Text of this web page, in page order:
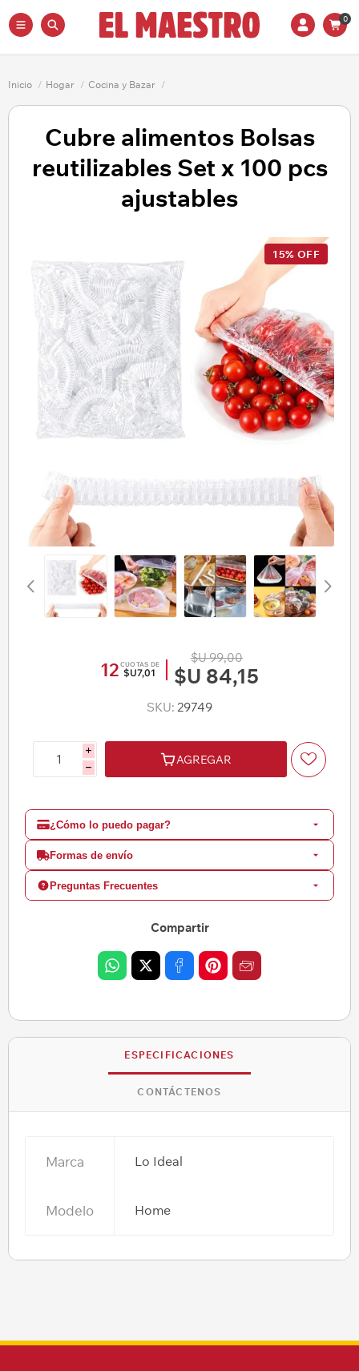
0
Inicio / Hogar / Cocina y Bazar /
Cubre alimentos Bolsas
reutilizables Set x 100 pcs
ajustables
15% OFF
12 CUOTAS DE
$U7,01
$U 99,00
$U 84,15
SKU: 29749
i
h
AGREGAR
¿Cómo lo puedo pagar?
Formas de envío
Preguntas Frecuentes
Compartir
ESPECIFICACIONES
CONTÁCTENOS
Marca Lo Ideal
Modelo Home